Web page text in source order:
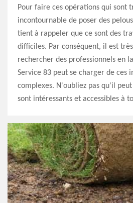
Pour faire ces opérations qui sont
incontournable de poser des
tient à rappeler que ce sont des
difficiles. Par conséquent, il est
rechercher des professionnels en
Service 83 peut se charger de ces
complexes. N'oubliez pas qu'il
sont intéressants et accessibles à